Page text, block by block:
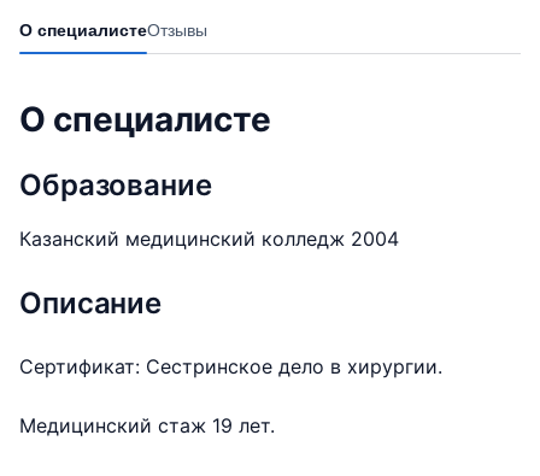
О специалистеОтзывы
О специалисте
Образование
Казанский медицинский колледж 2004
Описание
Сертификат: Сестринское дело в хирургии.
Медицинский стаж 19 лет.